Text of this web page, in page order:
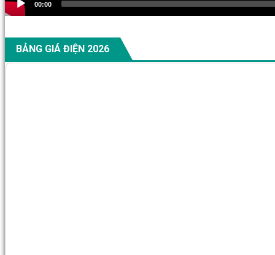
00:00
BẢNG GIÁ ĐIỆN 2026